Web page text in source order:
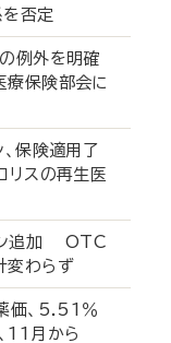
否定
例外を明確
保険部会に
、保険適用了
スの再生医
ン追加 OTC
変わらず
価、5.51％
月から